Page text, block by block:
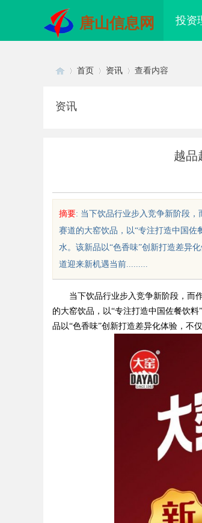
唐山信息网 投资
首页 资讯 查看内容
资讯
越品
摘要: 当下饮品行业步入竞争新阶段
赛道的大窑饮品，以“专注打造中国
水。该新品以“色香味”创新打造差异
道迎来新机遇当前.........
当下饮品行业步入竞争新阶段，而
的大窑饮品，以“专注打造中国佐餐饮
品以“色香味”创新打造差异化体验，不
AC 国际医疗实验室，标准化研